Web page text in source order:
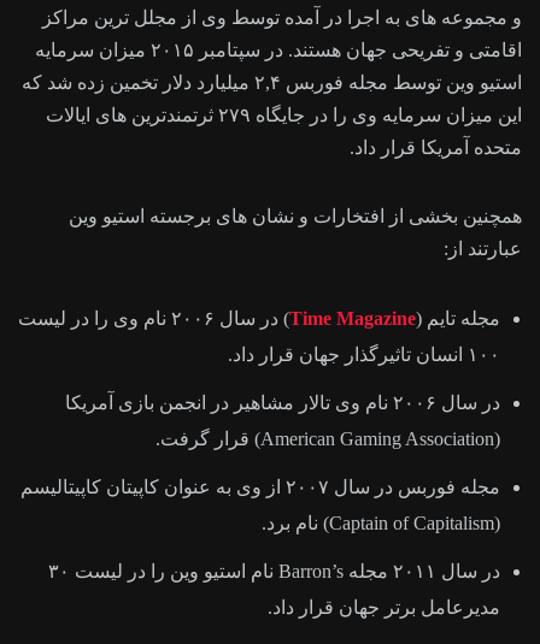
و مجموعه های به اجرا در آمده توسط وی از مجلل ترین مراکز
اقامتی و تفریحی جهان هستند. در سپتامبر ۲۰۱۵ میزان سرمایه
استیو وین توسط مجله فوربس ۲,۴ میلیارد دلار تخمین زده شد که
این میزان سرمایه وی را در جایگاه ۲۷۹ ثرتمندترین های ایالات
متحده آمریکا قرار داد.
همچنین بخشی از افتخارات و نشان های برجسته استیو وین
عبارتند از:
مجله تایم (Time Magazine
) در سال ۲۰۰۶ نام وی را در لیست
۱۰۰ انسان تاثیرگذار جهان قرار داد.
در سال ۲۰۰۶ نام وی تالار مشاهیر در انجمن بازی آمریکا
(American Gaming Association) قرار گرفت.
مجله فوربس در سال ۲۰۰۷ از وی به عنوان کاپیتان کاپیتالیسم
(Captain of Capitalism) نام برد.
در سال ۲۰۱۱ مجله Barron’s نام استیو وین را در لیست ۳۰
مدیرعامل برتر جهان قرار داد.